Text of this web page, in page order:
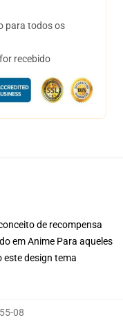
para todos os
recebido
de recompensa
em Anime Para aqueles
design tema
08